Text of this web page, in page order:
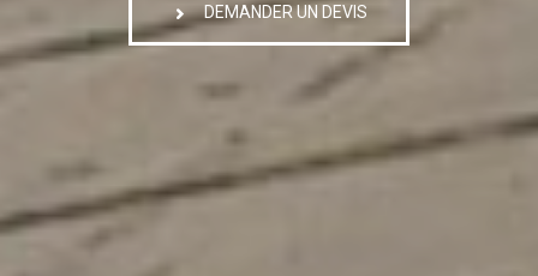
DEMANDER UN DEVIS